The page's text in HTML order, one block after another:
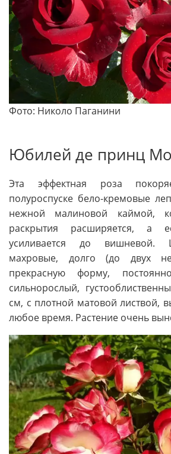
Фото: Николо Паганини
Юбилей де принц
Эта эффектная роза
полуроспуске бело-кремовые
нежной малиновой каймой,
раскрытия расширяется, а
усиливается до вишневой.
махровые, долго (до двух
прекрасную форму,
сильнорослый,
см, с плотной матовой листвой,
любое время. Растение очень